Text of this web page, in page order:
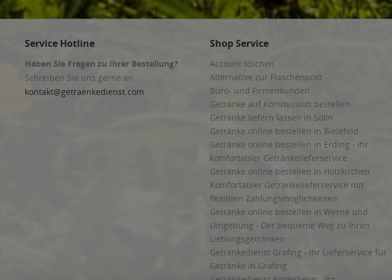
Service Hotline
Haben Sie Fragen zu Ihrer Bestellung?
Schreiben Sie uns gerne an
kontakt@getraenkedienst.com
Shop Service
Account löschen
Alternative zur Flaschenpost
Büro- und Firmenkunden
Getränke auf Kommission bestellen
Getränke liefern lassen in Solln
Getränke online bestellen in Bielefeld
Getränke online bestellen in Erding - Ihr
komfortabler Getränkelieferservice
Getränke online bestellen in Holzkirchen -
Komfortabler Getränkelieferservice mit
flexiblen Zahlungsmöglichkeiten
Getränke online bestellen in Werne und
Umgebung - Der bequeme Weg zu Ihren
Lieblingsgetränken
Getränkedienst Grafing - Ihr Lieferservice für
Getränke in Grafing